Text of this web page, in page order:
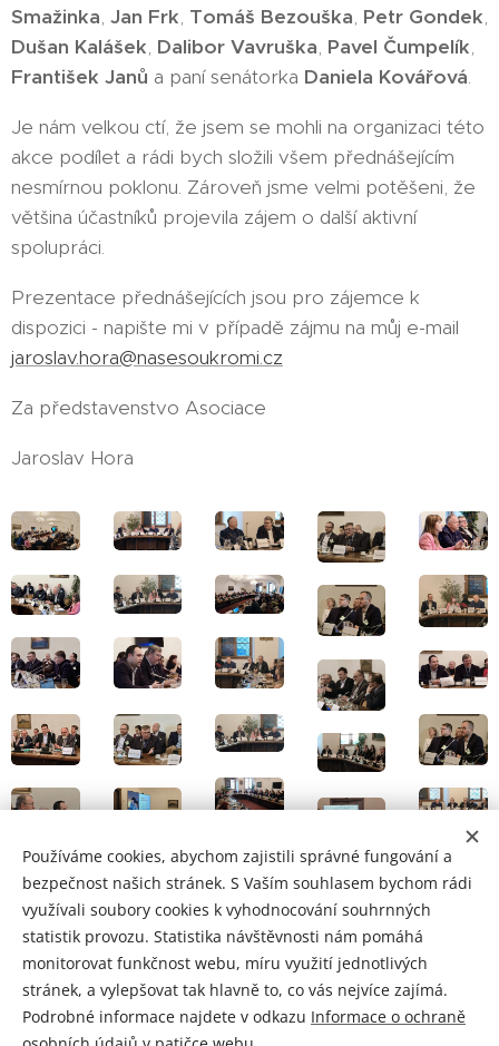
Smažinka, Jan Frk, Tomáš Bezouška, Petr Gondek,
Dušan Kalášek, Dalibor Vavruška, Pavel Čumpelík,
František Janů a paní senátorka Daniela Kovářová.
Je nám velkou ctí, že jsem se mohli na organizaci této
akce podílet a rádi bych složili všem přednášejícím
nesmírnou poklonu. Zároveň jsme velmi potěšeni, že
většina účastníků projevila zájem o další aktivní
spolupráci.
Prezentace přednášejících jsou pro zájemce k
dispozici - napište mi v případě zájmu na můj e-mail
jaroslav.hora@nasesoukromi.cz
Za představenstvo Asociace
Jaroslav Hora
Pozvánka na konferenci
Používáme cookies, abychom zajistili správné fungování a
bezpečnost našich stránek. S Vaším souhlasem bychom rádi
využívali soubory cookies k vyhodnocování souhrnných
statistik provozu. Statistika návštěvnosti nám pomáhá
monitorovat funkčnost webu, míru využití jednotlivých
stránek, a vylepšovat tak hlavně to, co vás nejvíce zajímá.
Podrobné informace najdete v odkazu Informace o ochraně